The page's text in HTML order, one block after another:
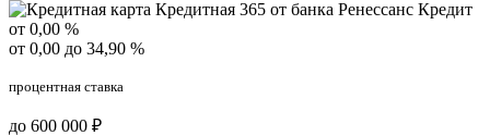
от 0,00 %
от 0,00 до 34,90 %
процентная ставка
до 600 000 ₽